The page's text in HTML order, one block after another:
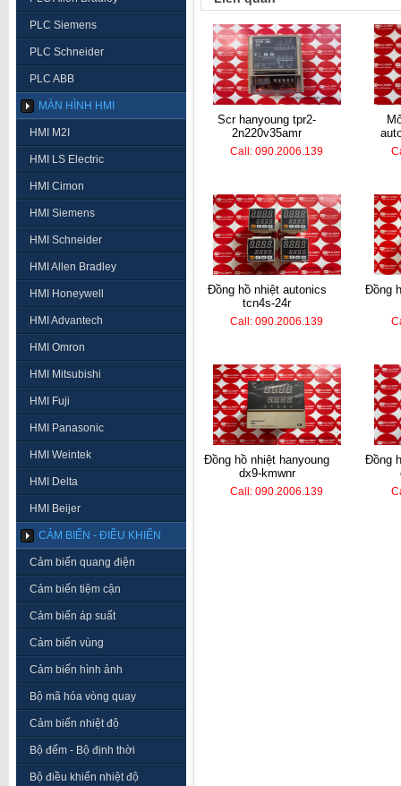
PLC Siemens
PLC Schneider
PLC ABB
MÀN HÌNH HMI
HMI M2I
HMI LS Electric
HMI Cimon
HMI Siemens
HMI Schneider
HMI Allen Bradley
HMI Honeywell
HMI Advantech
HMI Omron
HMI Mitsubishi
HMI Fuji
HMI Panasonic
HMI Weintek
HMI Delta
HMI Beijer
CẢM BIẾN - ĐIỀU KHIỂN
Cảm biến quang điện
Cảm biến tiệm cận
Cảm biến áp suất
Cảm biến vùng
Cảm biến hình ảnh
Bộ mã hóa vòng quay
Cảm biến nhiệt độ
Bộ đếm - Bộ định thời
Bộ điều khiển nhiệt độ
scr hanyoung tpr2-
2n220v35amr
Call: 090.2006.139
mô đun nhiệt độ
đồng hồ nhiệt autonics
tcn4s-24r
Call: 090.2006.139
đồng hồ nhiệt hanyoung
đồng hồ nhiệt hanyoung
dx9-kmwnr
Call: 090.2006.139
đồng hồ nhiệt hanyoung